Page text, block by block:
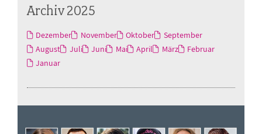
Archiv 2025
Dezember November Oktober
September
August
Juli Juni Mai April März
Februar
Januar